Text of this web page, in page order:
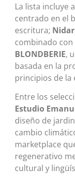
La lista incluye
centrado en el
escritura;
combinado
BLONDBERIE,
basada en la
principios de la
Entre los
Estudio
diseño de
cambio
marketplace
regenerativo
cultural y